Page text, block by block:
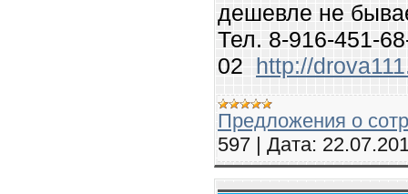
дешевле не
Тел. 8-916-451-
02 http://
Предложения о
597 | Дата: